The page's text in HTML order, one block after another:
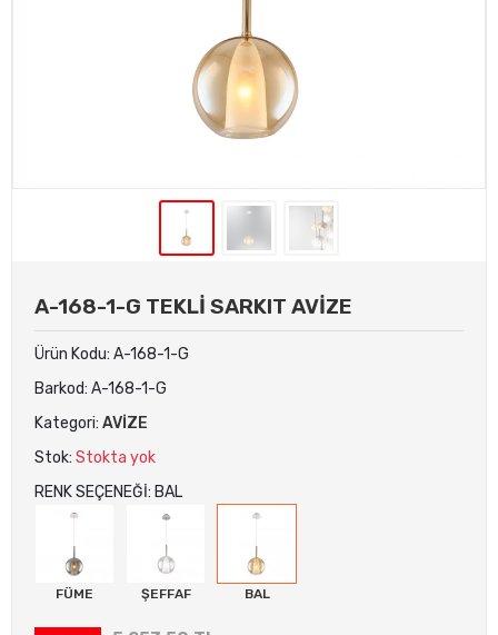
A-168-1-G TEKLİ SARKIT AVİZE
Ürün Kodu: A-168-1-G
Barkod: A-168-1-G
Kategori: AVİZE
Stok: Stokta yok
RENK SEÇENEĞİ: BAL
FÜME ŞEFFAF BAL